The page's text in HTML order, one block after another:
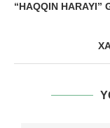
“HAQQIN HARAYI”